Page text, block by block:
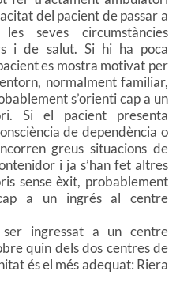
del pacient de passar a
seves circumstàncies
i de salut. Si hi ha poca
es mostra motivat per
normalment familiar,
s’orienti cap a un
Si el pacient presenta
de dependència o
greus situacions de
i ja s’han fet altres
sense èxit, probablement
a un ingrés al centre
ingressat a un centre
quin dels dos centres de
és el més adequat: Riera